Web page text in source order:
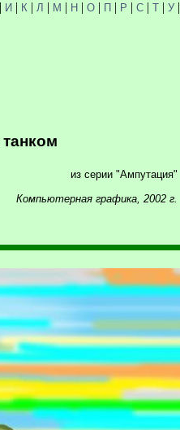
И| К | Л | М | Н| О| П| Р | С| Т| У|
из серии "Ампутация"
Компьютерная графика, 2002 г.